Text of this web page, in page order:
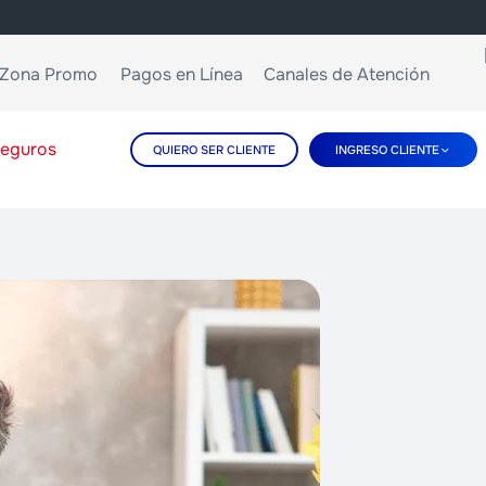
Zona Promo Pagos en Línea Canales de Atención
QUIERO SER CLIENTE INGRESO CLIENTE